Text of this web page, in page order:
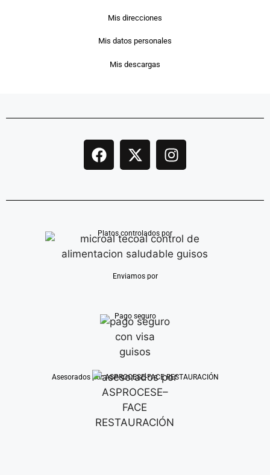
Mis direcciones
Mis datos personales
Mis descargas
Platos controlados por
Enviamos por
Pago seguro
Asesorados por ASPROCESE-FACE RESTAURACIÓN